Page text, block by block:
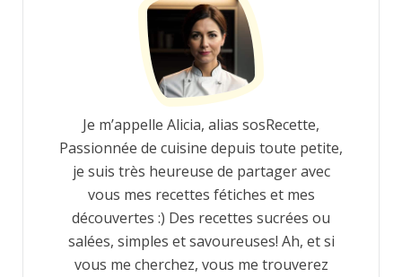
Je m’appelle Alicia, alias sosRecette,
Passionnée de cuisine depuis toute petite,
je suis très heureuse de partager avec
vous mes recettes fétiches et mes
découvertes :) Des recettes sucrées ou
salées, simples et savoureuses! Ah, et si
vous me cherchez, vous me trouverez